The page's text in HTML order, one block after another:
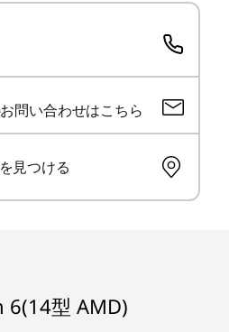
て使用できます。トラステ
モジュール (TPM) による
に内蔵された指紋センサー
セスを実現します。 さら
ットによって物理的な盗難
グラフィックス/AMD
クス)
x 1080)、光沢なし
out対応) x 1
問い合わせはこちら
見つける
6(14型 AMD)